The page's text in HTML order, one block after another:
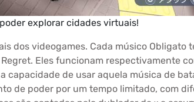
explorar cidades virtuais!
dos videogames. Cada músico Obligato
Eles funcionam respectivamente
capacidade de usar aquela música de
de poder por um tempo limitado, com